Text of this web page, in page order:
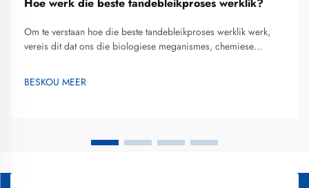
Om te verstaan hoe die beste tandebleikproses werklik werk,
vereis dit dat ons die biologiese meganismes, chemiese
glans na 'n helderder glimlag omskep. Tandebleiking het
ontwikkel vanaf rudimentêre metodes na gevorderde
BESKOU MEER